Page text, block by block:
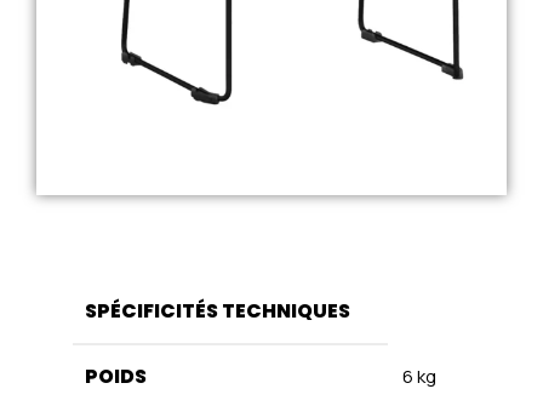
SPÉCIFICITÉS TECHNIQUES
POIDS 6 kg